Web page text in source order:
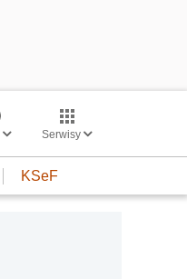
Serwisy
KSeF